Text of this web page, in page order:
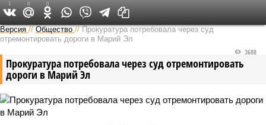
Версия в Чувашии
Версия //Общество //Прокуратура потребовала через суд
отремонтировать дороги в Марий Эл
Прокуратура потребовала через суд отремонтировать
дороги в Марий Эл
3688
1 0 0